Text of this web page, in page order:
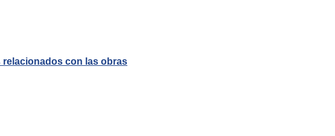
relacionados con las obras